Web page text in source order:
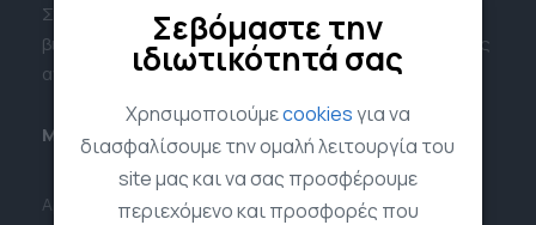
Σεβόμαστε την
ιδιωτικότητά σας
Χρησιμοποιούμεcookiesγια να
διασφαλίσουμε την ομαλή λειτουργία του
site μας και να σας προσφέρουμε
περιεχόμενο και προσφορές που
Στηρίζουμε τις επιχειρήσεις σε βήματα
βιωσιμότητας και της μείωσης του ενεργειακού τους
αντικτύπου
Μενού
Αρχική
Κατηγορίες
Ψυγεία